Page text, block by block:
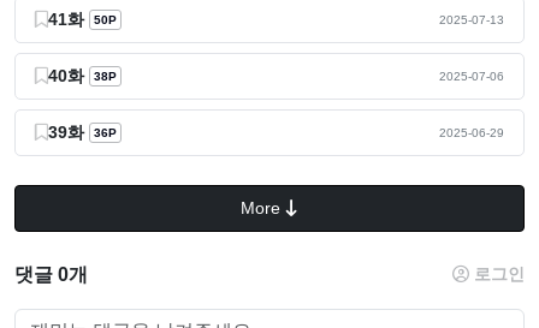
41화 50P 2025-07-13
40화 38P 2025-07-06
39화 36P 2025-06-29
More
댓글 0개 로그인